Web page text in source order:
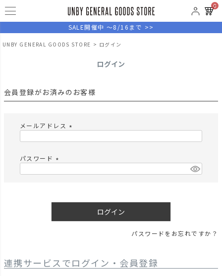
0
SALE開催中 ～8/16まで >>
UNBY GENERAL GOODS STORE ログイン
ログイン
会員登録がお済みのお客様
メールアドレス
)
パスワード
ログイン
パスワードをお忘れですか？
連携サービスでログイン・会員登録